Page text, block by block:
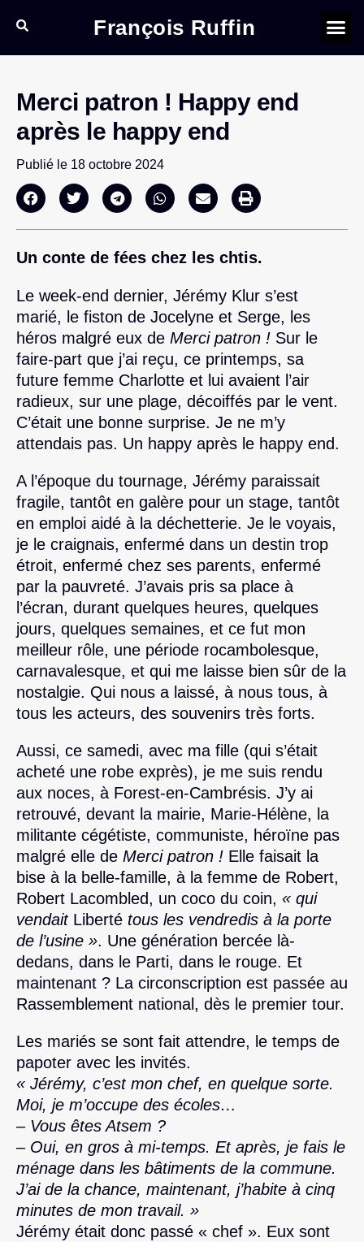
François Ruffin
Merci patron ! Happy end
après le happy end
Publié le 18 octobre 2024
Un conte de fées chez les chtis.
Le week-end dernier, Jérémy Klur s’est
marié, le fiston de Jocelyne et Serge, les
héros malgré eux de Merci patron ! Sur le
faire-part que j’ai reçu, ce printemps, sa
future femme Charlotte et lui avaient l’air
radieux, sur une plage, décoiffés par le vent.
C’était une bonne surprise. Je ne m’y
attendais pas. Un happy après le happy end.
A l’époque du tournage, Jérémy paraissait
fragile, tantôt en galère pour un stage, tantôt
en emploi aidé à la déchetterie. Je le voyais,
je le craignais, enfermé dans un destin trop
étroit, enfermé chez ses parents, enfermé
par la pauvreté. J’avais pris sa place à
l’écran, durant quelques heures, quelques
jours, quelques semaines, et ce fut mon
meilleur rôle, une période rocambolesque,
carnavalesque, et qui me laisse bien sûr de la
nostalgie. Qui nous a laissé, à nous tous, à
tous les acteurs, des souvenirs très forts.
Aussi, ce samedi, avec ma fille (qui s’était
acheté une robe exprès), je me suis rendu
aux noces, à Forest-en-Cambrésis. J’y ai
retrouvé, devant la mairie, Marie-Hélène, la
militante cégétiste, communiste, héroïne pas
malgré elle de Merci patron ! Elle faisait la
bise à la belle-famille, à la femme de Robert,
Robert Lacombled, un coco du coin, « qui
vendaitLiberté tous les vendredis à la porte
de l’usine ». Une génération bercée là-
dedans, dans le Parti, dans le rouge. Et
maintenant ? La circonscription est passée au
Rassemblement national, dès le premier tour.
Les mariés se sont fait attendre, le temps de
papoter avec les invités.
« Jérémy, c’est mon chef, en quelque sorte.
Moi, je m’occupe des écoles…
– Vous êtes Atsem ?
– Oui, en gros à mi-temps. Et après, je fais le
ménage dans les bâtiments de la commune.
J’ai de la chance, maintenant, j’habite à cinq
minutes de mon travail. »
Jérémy était donc passé « chef ». Eux sont